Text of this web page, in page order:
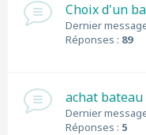
Choix d'un
Dernier
Réponses : 89
achat bateau
Dernier
Réponses : 5